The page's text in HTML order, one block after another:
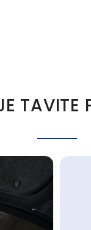
TAVITE